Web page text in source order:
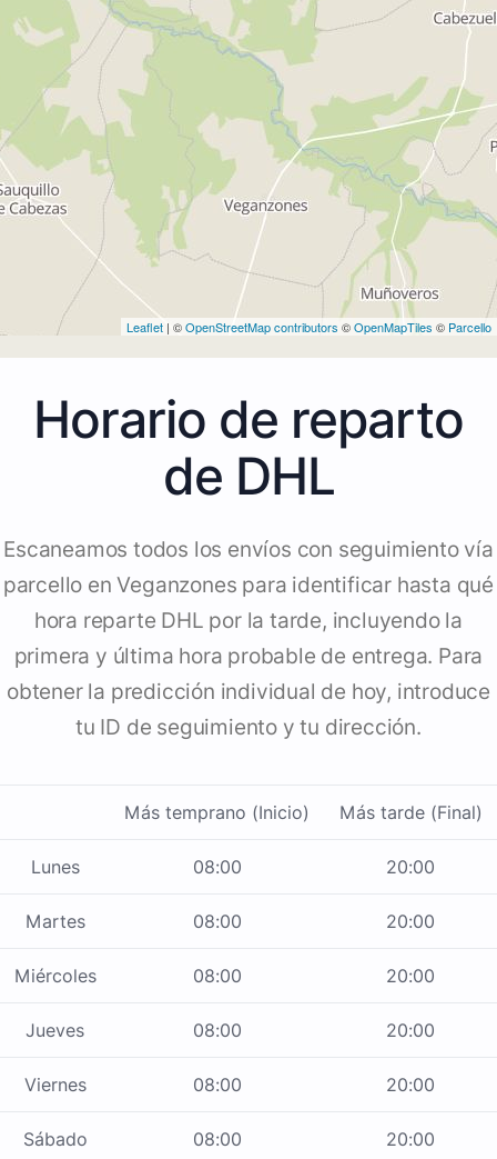
Leaflet | ©OpenStreetMap contributors ©OpenMapTiles © Parcello
Horario de reparto
de DHL
Escaneamos todos los envíos con seguimiento vía
parcello en Veganzones para identificar hasta qué
hora reparte DHL por la tarde, incluyendo la
primera y última hora probable de entrega. Para
obtener la predicción individual de hoy, introduce
tu ID de seguimiento y tu dirección.
Más temprano (Inicio) Más tarde (Final)
Lunes 08:00 20:00
Martes 08:00 20:00
Miércoles 08:00 20:00
Jueves 08:00 20:00
Viernes 08:00 20:00
Sábado 08:00 20:00